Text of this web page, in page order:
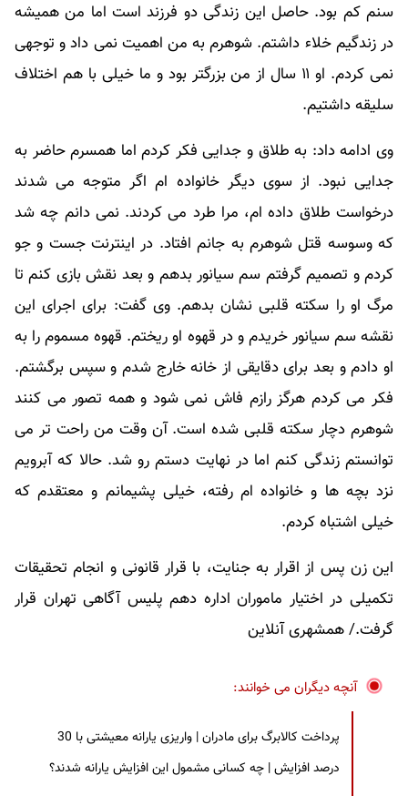
سنم کم بود. حاصل این زندگی دو فرزند است اما من همیشه
در زندگیم خلاء داشتم. شوهرم به من اهمیت نمی داد و توجهی
نمی کردم. او ۱۱ سال از من بزرگتر بود و ما خیلی با هم اختلاف
سلیقه داشتیم.
وی ادامه داد: به طلاق و جدایی فکر کردم اما همسرم حاضر به
جدایی نبود. از سوی دیگر خانواده ام اگر متوجه می شدند
درخواست طلاق داده ام، مرا طرد می کردند. نمی دانم چه شد
که وسوسه قتل شوهرم به جانم افتاد. در اینترنت جست و جو
کردم و تصمیم گرفتم سم سیانور بدهم و بعد نقش بازی کنم تا
مرگ او را سکته قلبی نشان بدهم. وی گفت: برای اجرای این
نقشه سم سیانور خریدم و در قهوه او ریختم. قهوه مسموم را به
او دادم و بعد برای دقایقی از خانه خارج شدم و سپس برگشتم.
فکر می کردم هرگز رازم فاش نمی شود و همه تصور می کنند
شوهرم دچار سکته قلبی شده است. آن وقت من راحت تر می
توانستم زندگی کنم اما در نهایت دستم رو شد. حالا که آبرویم
نزد بچه ها و خانواده ام رفته، خیلی پشیمانم و معتقدم که
خیلی اشتباه کردم.
این زن پس از اقرار به جنایت، با قرار قانونی و انجام تحقیقات
تکمیلی در اختیار ماموران اداره دهم پلیس آگاهی تهران قرار
گرفت./ همشهری آنلاین
آنچه دیگران می خوانند:
پرداخت کالابرگ برای مادران | واریزی یارانه معیشتی با 30
درصد افزایش | چه کسانی مشمول این افزایش یارانه شدند؟